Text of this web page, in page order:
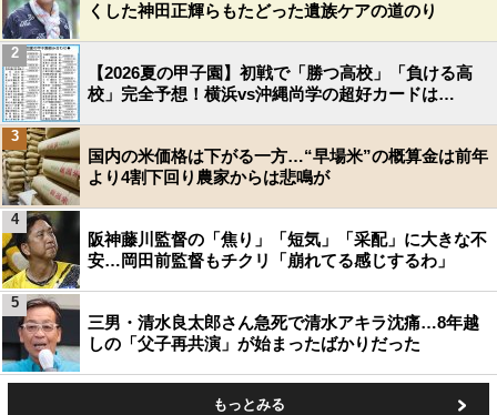
くした神田正輝らもたどった遺族ケアの道のり
【2026夏の甲子園】初戦で「勝つ高校」「負ける高
校」完全予想！横浜vs沖縄尚学の超好カードは…
2
国内の米価格は下がる一方…“早場米”の概算金は前年
より4割下回り農家からは悲鳴が
3
阪神藤川監督の「焦り」「短気」「采配」に大きな不
安…岡田前監督もチクリ「崩れてる感じするわ」
4
三男・清水良太郎さん急死で清水アキラ沈痛…8年越
しの「父子再共演」が始まったばかりだった
5
もっとみる